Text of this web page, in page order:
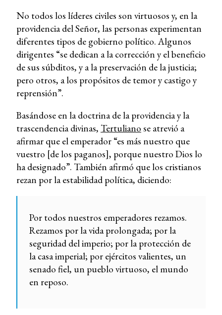
No todos los líderes civiles son virtuosos y, en la
providencia del Señor, las personas experimentan
diferentes tipos de gobierno político. Algunos
dirigentes “se dedican a la corrección y el beneficio
de sus súbditos, y a la preservación de la justicia;
pero otros, a los propósitos de temor y castigo y
reprensión”.
Basándose en la doctrina de la providencia y la
trascendencia divinas, Tertuliano se atrevió a
afirmar que el emperador “es más nuestro que
vuestro [de los paganos], porque nuestro Dios lo
ha designado”. También afirmó que los cristianos
rezan por la estabilidad política, diciendo:
Por todos nuestros emperadores rezamos.
Rezamos por la vida prolongada; por la
seguridad del imperio; por la protección de
la casa imperial; por ejércitos valientes, un
senado fiel, un pueblo virtuoso, el mundo
en reposo.